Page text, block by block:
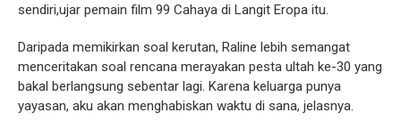
sendiri,ujar pemain film 99 Cahaya di Langit Eropa itu.
Daripada memikirkan soal kerutan, Raline lebih semangat
menceritakan soal rencana merayakan pesta ultah ke-30 yang
bakal berlangsung sebentar lagi. Karena keluarga punya
yayasan, aku akan menghabiskan waktu di sana, jelasnya.